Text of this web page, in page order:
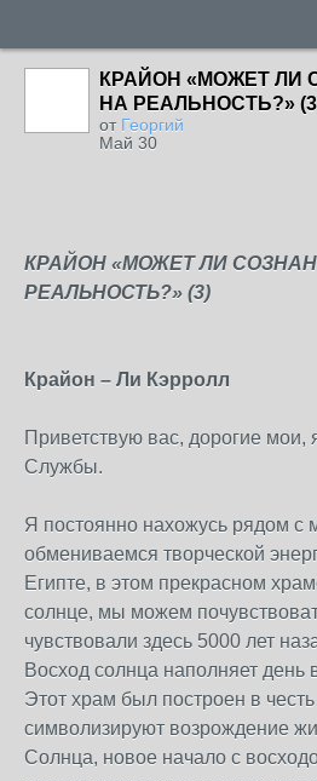
КРАЙОН «МОЖЕТ ЛИ
НА РЕАЛЬНОСТЬ?»
от Георгий
Май 30
КРАЙОН «МОЖЕТ ЛИ
РЕАЛЬНОСТЬ?» (3)
Крайон – Ли Кэрролл
Приветствую вас, дорогие мои,
Службы.
Я постоянно нахожусь рядом
обмениваемся творческой
Египте, в этом прекрасном
солнце, мы можем
чувствовали здесь 5000 лет
Восход солнца наполняет день
Этот храм был построен в
символизируют возрождение
Солнца, новое начало с